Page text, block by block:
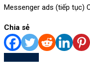
Messenger ads (tiếp tục)
Chia sẻ